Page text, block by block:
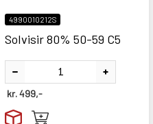
4990010212S
Solvisir 80% 50-59 C5
kr.499,-